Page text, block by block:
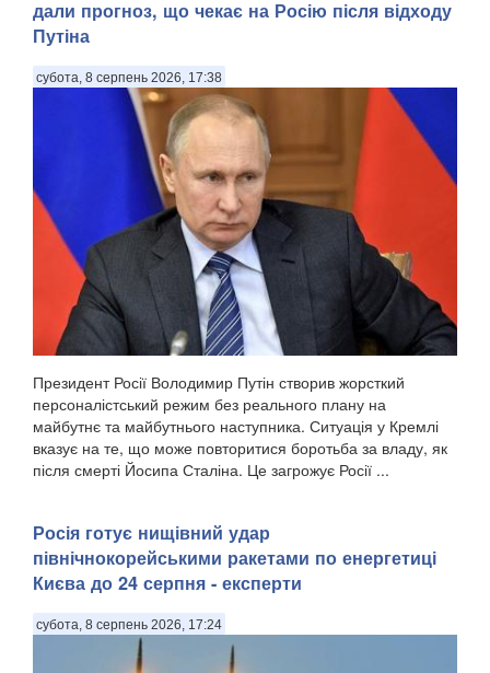
дали прогноз, що чекає на Росію після відходу
Путіна
субота, 8 серпень 2026, 17:38
Президент Росії Володимир Путін створив жорсткий
персоналістський режим без реального плану на
майбутнє та майбутнього наступника. Ситуація у Кремлі
вказує на те, що може повторитися боротьба за владу, як
після смерті Йосипа Сталіна. Це загрожує Росії ...
Росія готує нищівний удар
північнокорейськими ракетами по енергетиці
Києва до 24 серпня - експерти
субота, 8 серпень 2026, 17:24